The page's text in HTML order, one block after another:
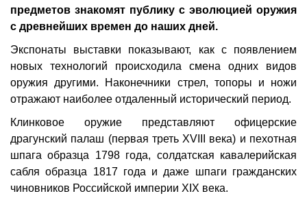
предметов знакомят публику с эволюцией оружия
с древнейших времен до наших дней.
Экспонаты выставки показывают, как с появлением
новых технологий происходила смена одних видов
оружия другими. Наконечники стрел, топоры и ножи
отражают наиболее отдаленный исторический период.
Клинковое оружие представляют офицерские
драгунский палаш (первая треть XVIII века) и пехотная
шпага образца 1798 года, солдатская кавалерийская
сабля образца 1817 года и даже шпаги гражданских
чиновников Российской империи XIX века.